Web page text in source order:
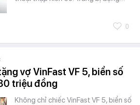
0
vợ VinFast VF 5, biển số
triệu đồng
Không chỉ chiếc VinFast VF 5, biển số